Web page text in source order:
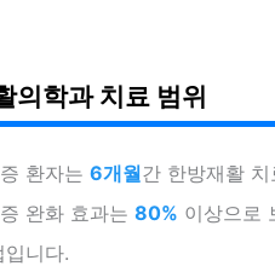
의학과 치료 범위
환자는 6개월간 한방재활
완화 효과는 80% 이상으로
니다.